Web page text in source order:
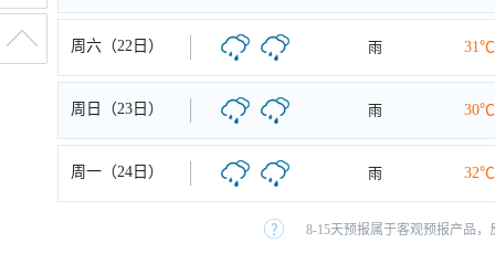
周六（22日） 雨 31℃
周日（23日） 雨 30℃
周一（24日） 雨 32℃
8-15天预报属于客观预报产品